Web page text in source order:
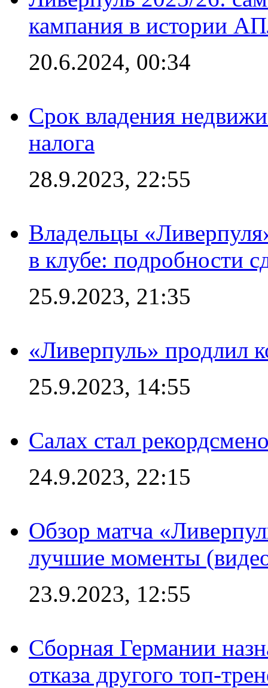
кампания в истории
20.6.2024, 00:34
Срок владения
налога
28.9.2023, 22:55
Владельцы
в клубе: подробности
25.9.2023, 21:35
«Ливерпуль» продлил
25.9.2023, 14:55
Салах стал
24.9.2023, 22:15
Обзор матча
лучшие моменты
23.9.2023, 12:55
Сборная Германии
отказа другого топ-